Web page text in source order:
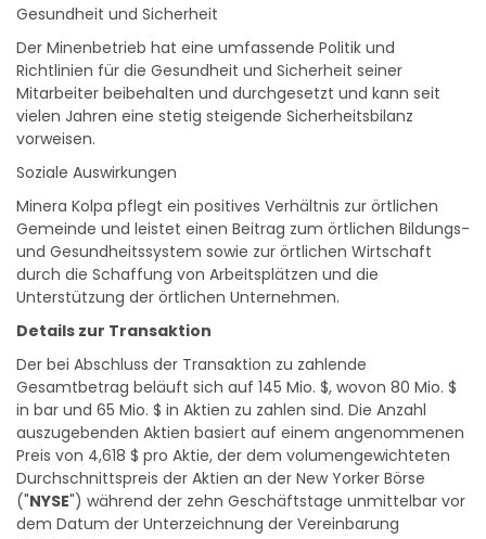
Richtlinien für die Gesundheit und Sicherheit seiner
Mitarbeiter beibehalten und durchgesetzt und kann seit
vielen Jahren eine stetig steigende Sicherheitsbilanz
vorweisen.
Minera Kolpa pflegt ein positives Verhältnis zur örtlichen
Gemeinde und leistet einen Beitrag zum örtlichen Bildungs-
und Gesundheitssystem sowie zur örtlichen Wirtschaft
durch die Schaffung von Arbeitsplätzen und die
Unterstützung der örtlichen Unternehmen.
Details zur Transaktion
Gesamtbetrag beläuft sich auf 145 Mio. $, wovon 80 Mio. $
in bar und 65 Mio. $ in Aktien zu zahlen sind. Die Anzahl
auszugebenden Aktien basiert auf einem angenommenen
Preis von 4,618 $ pro Aktie, der dem volumengewichteten
Durchschnittspreis der Aktien an der New Yorker Börse
("NYSE") während der zehn Geschäftstage unmittelbar vor
dem Datum der Unterzeichnung der Vereinbarung
entspricht.